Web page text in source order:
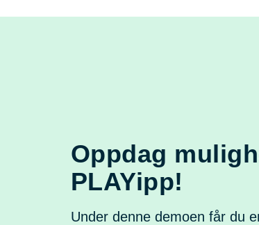
Oppdag
PLAYipp!
Under denne demoen får du